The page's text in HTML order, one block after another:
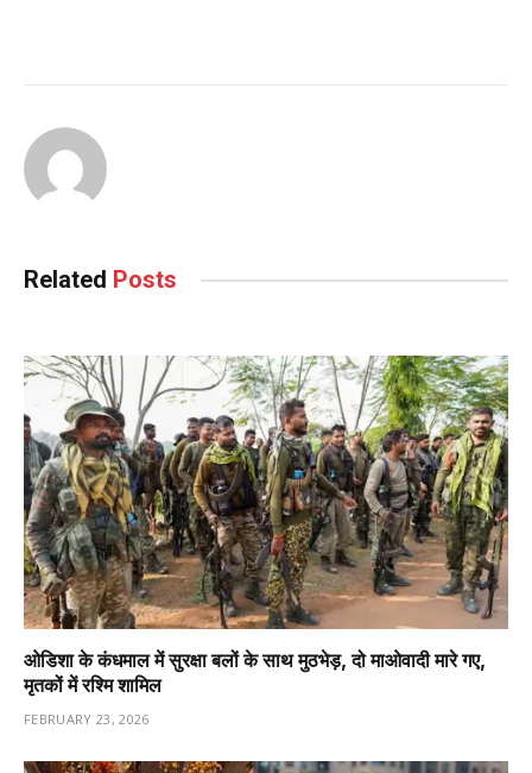
Related Posts
ओडिशा के कंधमाल में सुरक्षा बलों के साथ मुठभेड़, दो माओवादी मारे गए,
मृतकों में रश्मि शामिल
FEBRUARY 23, 2026